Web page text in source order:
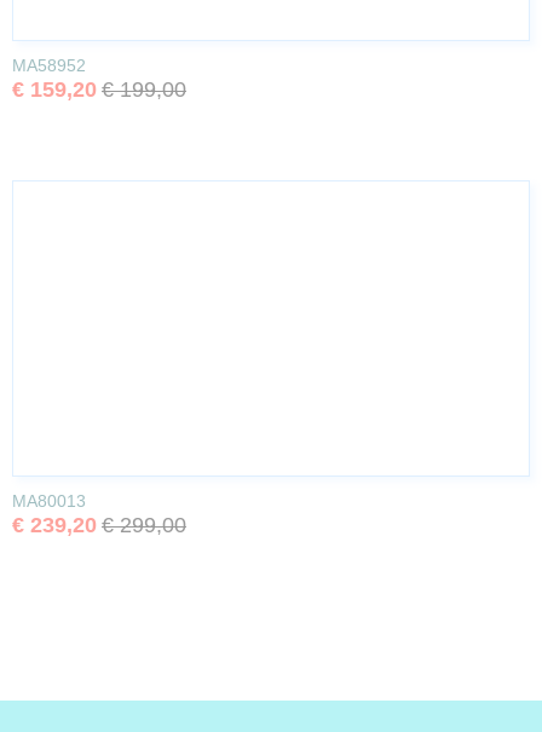
MA58952
€ 159,20 € 199,00
MA80013
€ 239,20 € 299,00